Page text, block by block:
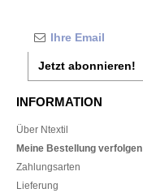
Jetzt abonnieren!
INFORMATION
Über Ntextil
Meine Bestellung verfolgen
Zahlungsarten
Lieferung